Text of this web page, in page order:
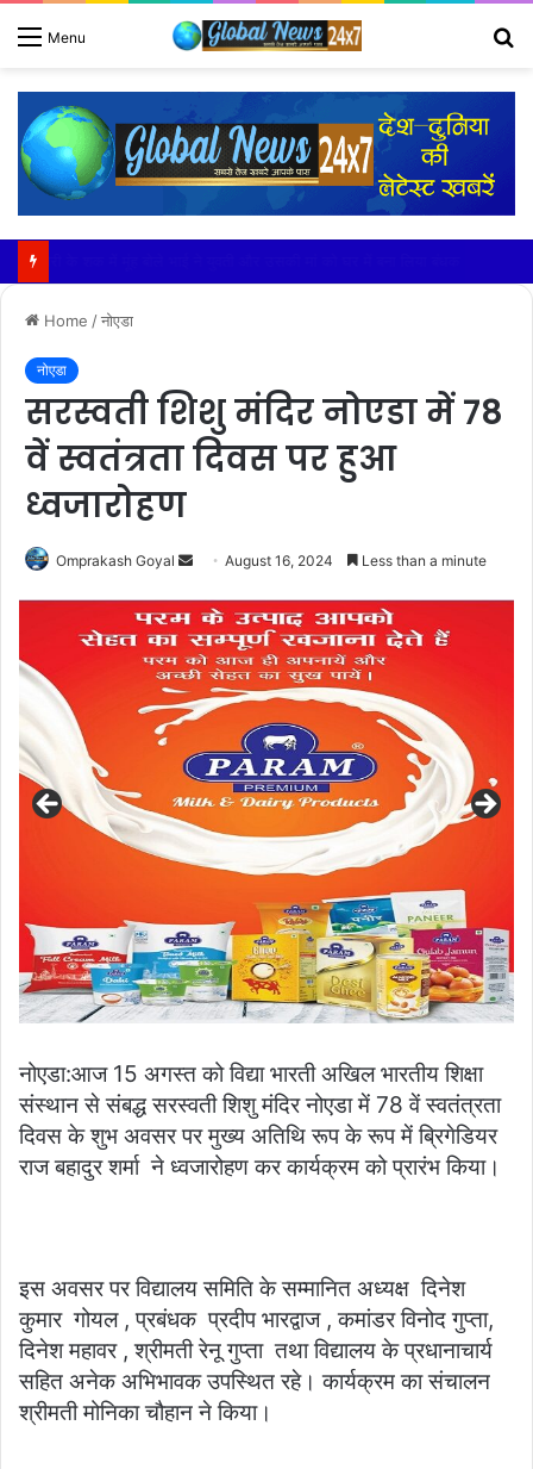
Menu
Home /नोएडा
नोएडा
सरस्वती शिशु मंदिर नोएडा में 78
वें स्वतंत्रता दिवस पर हुआ
ध्वजारोहण
Omprakash Goyal
Send
email
August 16, 2024 Less than a minute
नोएडा:आज 15 अगस्त को विद्या भारती अखिल भारतीय शिक्षा
संस्थान से संबद्ध सरस्वती शिशु मंदिर नोएडा में 78 वें स्वतंत्रता
दिवस के शुभ अवसर पर मुख्य अतिथि रूप के रूप में ब्रिगेडियर
राज बहादुर शर्मा ने ध्वजारोहण कर कार्यक्रम को प्रारंभ किया।
इस अवसर पर विद्यालय समिति के सम्मानित अध्यक्ष दिनेश
कुमार गोयल , प्रबंधक प्रदीप भारद्वाज , कमांडर विनोद गुप्ता,
दिनेश महावर , श्रीमती रेनू गुप्ता तथा विद्यालय के प्रधानाचार्य
सहित अनेक अभिभावक उपस्थित रहे। कार्यक्रम का संचालन
श्रीमती मोनिका चौहान ने किया।